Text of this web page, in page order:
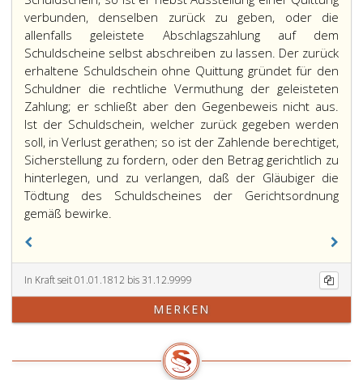
verbunden, denselben zurück zu geben, oder die
allenfalls geleistete Abschlagszahlung auf dem
Schuldscheine selbst abschreiben zu lassen. Der zurück
erhaltene Schuldschein ohne Quittung gründet für den
Schuldner die rechtliche Vermuthung der geleisteten
Zahlung; er schließt aber den Gegenbeweis nicht aus.
Ist der Schuldschein, welcher zurück gegeben werden
soll, in Verlust gerathen; so ist der Zahlende berechtiget,
Sicherstellung zu fordern, oder den Betrag gerichtlich zu
hinterlegen, und zu verlangen, daß der Gläubiger die
Tödtung des Schuldscheines der Gerichtsordnung
gemäß bewirke.
In Kraft seit 01.01.1812 bis 31.12.9999
MERKEN